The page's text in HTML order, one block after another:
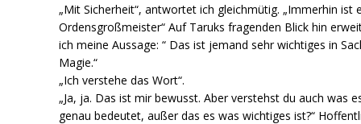
„Mit Sicherheit“, antwortet ich gleichmütig. „Immerhin ist
Ordensgroßmeister“ Auf Taruks fragenden Blick hin
ich meine Aussage: “ Das ist jemand sehr wichtiges in
Magie.“
„Ich verstehe das Wort“.
„Ja, ja. Das ist mir bewusst. Aber verstehst du auch was
genau bedeutet, außer das es was wichtiges ist?“